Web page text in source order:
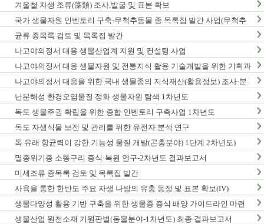
겨울철 자생 조류(藻類) 조사.발굴 및 표본 확보
국가 생물자원 인벤토리 구축-무척추동물 종 목록집 발간 사업(무척추
동물-Ⅵ,Ⅶ)
균류 종목록 검토 및 목록집 발간
나고야의정서 대응 생물산업계 지원 및 컨설팅 사업
나고야의정서 대응 생물자원 및 전통지식 활용 기술개발을 위한 기획과
제
나고야의정서 대응을 위한 국내 생물종의 지식재산(활용정보) 조사·분
석 연구(3차년도)
난분해성 환경오염물질 정화 생물자원 탐색 1차년도
독도 생물주권 확립을 위한 종합 인벤토리 구축사업 1차년도
독도 자생식물 보전 및 관리를 위한 유전자 분석 연구
독 유래 항균력이 강한 기능성 물질 개발(곤충분야) 1단계 2차년도)
멸종위기종 소똥구리 증식·복원 연구-2차년도 결과보고서
미세조류 종목록 검토 및 목록집 발간
사육을 통한 한반도 주요 자생 나방의 유충 동정 및 표본 확보(IV)
생물다양성 활용 기반 구축을 위한 생물종 증식 배양 가이드라인 마련
연구(2차년도)
생물산업 원천소재 기원판별(동물분야-1차년도) 최종 결과보고서